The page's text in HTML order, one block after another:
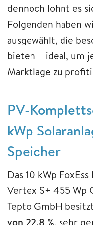
dennoch lohnt es
Folgenden haben
ausgewählt, die
bieten – ideal, um
Marktlage zu
PV-
kWp
Speicher
Das 10 kWp
Vertex S+ 455 Wp
Tepto GmbH
von 22,8 %, sehr